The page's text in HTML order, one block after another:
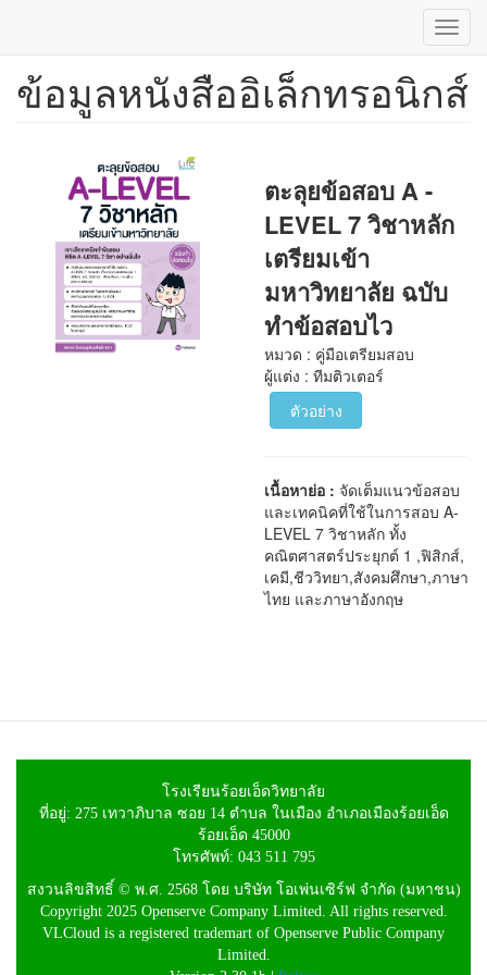
ข้าม
ข้อมูลหนังสืออิเล็กทรอนิกส์
ตะลุยข้อสอบ A -
LEVEL 7 วิชาหลัก
เตรียมเข้า
มหาวิทยาลัย ฉบับ
ทำข้อสอบไว
หมวด : คู่มือเตรียมสอบ
ผู้แต่ง : ทีมติวเตอร์
ตัวอย่าง
เนื้อหาย่อ : จัดเต็มแนวข้อสอบ
และเทคนิคที่ใช้ในการสอบ A-
LEVEL 7 วิชาหลัก ทั้ง
คณิตศาสตร์ประยุกต์ 1 ,ฟิสิกส์,
เคมี,ชีววิทยา,สังคมศึกษา,ภาษา
ไทย และภาษาอังกฤษ
โรงเรียนร้อยเอ็ดวิทยาลัย
ที่อยู่: 275 เทวาภิบาล ซอย 14 ตำบล ในเมือง อำเภอเมืองร้อยเอ็ด
ร้อยเอ็ด 45000
โทรศัพท์: 043 511 795
สงวนลิขสิทธิ์ © พ.ศ. 2568 โดย บริษัท โอเพ่นเซิร์ฟ จำกัด (มหาชน)
Copyright 2025 Openserve Company Limited. All rights reserved.
VLCloud is a registered trademart of Openserve Public Company
Limited.